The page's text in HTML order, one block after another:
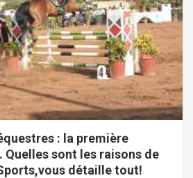
: la première
Quelles sont les raisons de
détaille tout!